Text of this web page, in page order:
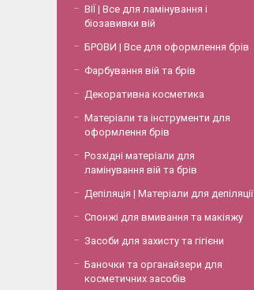
ВІЇ | Все для ламінування і
біозавивки вій
БРОВИ | Все для оформлення брів
Фарбування вій та брів
Декоративна косметика
Матеріали та інструменти для
оформлення брів
Розхідні матеріали для
ламінування вій та брів
Депіляція | Матеріали для депіляції
Спонжі для вмивання та макіяжу
Засоби для захисту та гігієни
Баночки та органайзери для
косметичних засобів